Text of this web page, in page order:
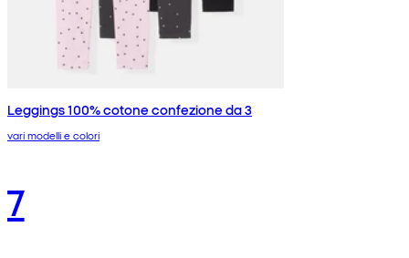
Leggings 100% cotone confezione da 3
vari modelli e colori
7